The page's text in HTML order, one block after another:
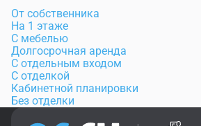
От собственника
На 1 этаже
С мебелью
Долгосрочная аренда
С отдельным входом
С отделкой
Кабинетной планировки
Без отделки